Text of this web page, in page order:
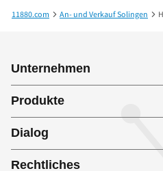
11880.com An- und Verkauf Solingen
Unternehmen
Produkte
Dialog
Rechtliches